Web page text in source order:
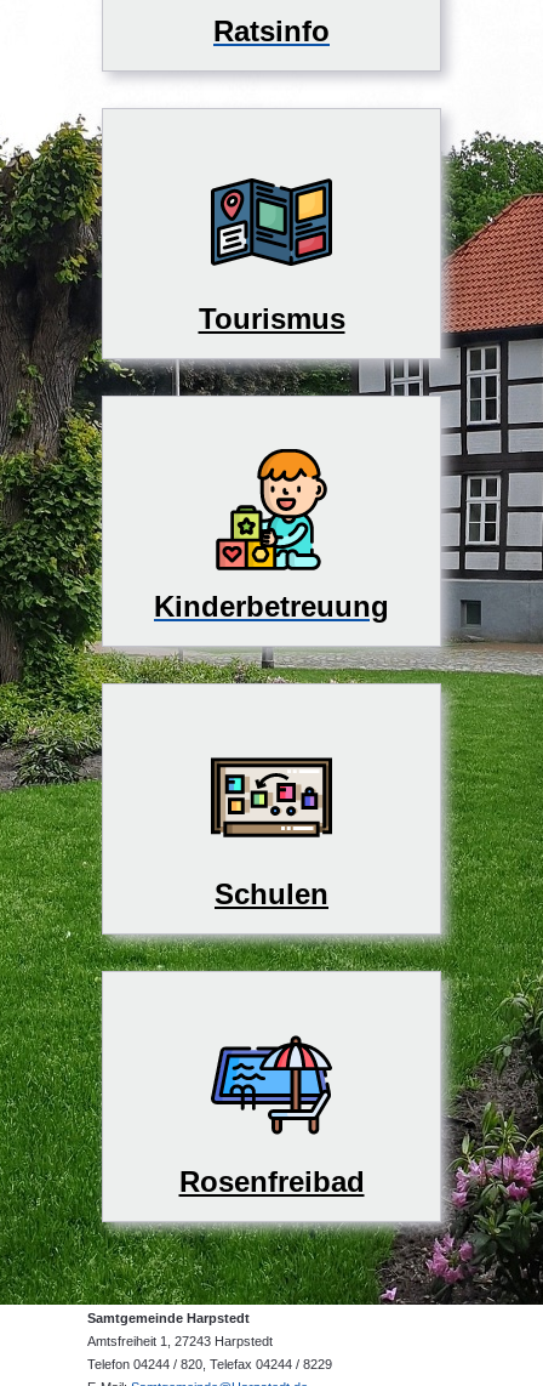
Ratsinfo
Tourismus
Kinderbetreuung
Schulen
Rosenfreibad
Samtgemeinde Harpstedt
Amtsfreiheit 1, 27243 Harpstedt
Telefon 04244 / 820, Telefax 04244 / 8229